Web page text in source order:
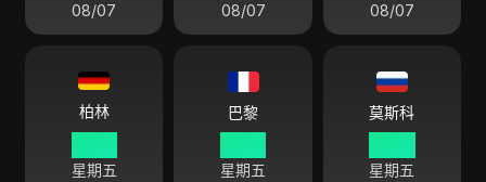
08/07
08/07
08/07
柏林
星期五
巴黎
星期五
莫斯科
星期五